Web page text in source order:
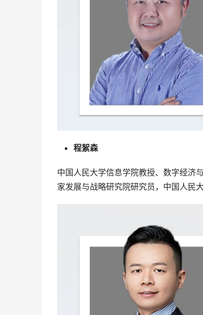
程絮森
中国人民大学信息学院教授、数字经济
家发展与战略研究院研究员，中国人民